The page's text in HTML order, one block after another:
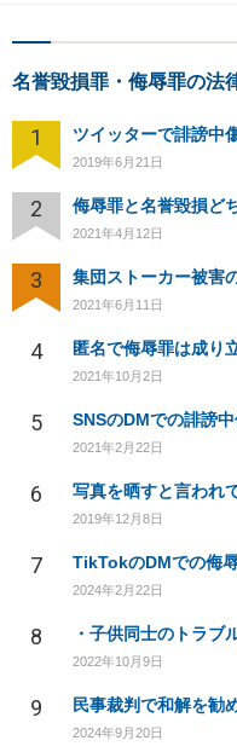
名誉毀損罪・侮辱罪の法
1
2019年6月21日
2 侮辱罪と名誉毀損ど
2021年4月12日
3 集団ストーカー被害
2021年6月11日
4 匿名で侮辱罪は成り
2021年10月2日
5 SNSのDMでの誹謗
2021年2月22日
6 写真を晒すと言われ
2019年12月8日
7 TikTokのDMでの侮
2024年2月22日
8
2022年10月9日
9
2024年9月20日